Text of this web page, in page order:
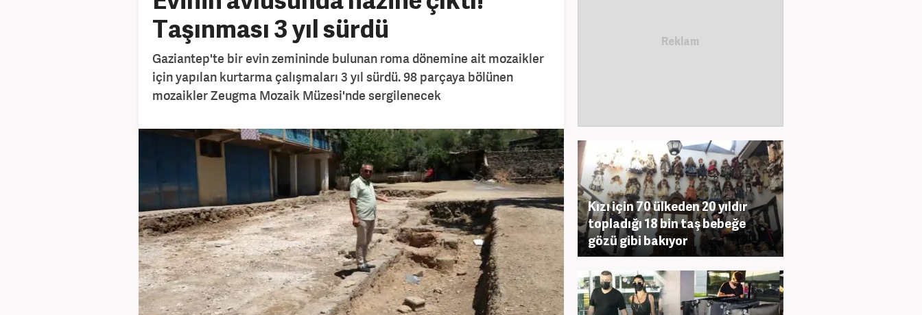
Taşınması 3 yıl sürdü
Gaziantep'te bir evin zemininde bulunan roma dönemine ait mozaikler
için yapılan kurtarma çalışmaları 3 yıl sürdü. 98 parçaya bölünen
mozaikler Zeugma Mozaik Müzesi'nde sergilenecek
Kızı için 70 ülkeden 20 yıldır
topladığı 18 bin taş bebeğe
gözü gibi bakıyor